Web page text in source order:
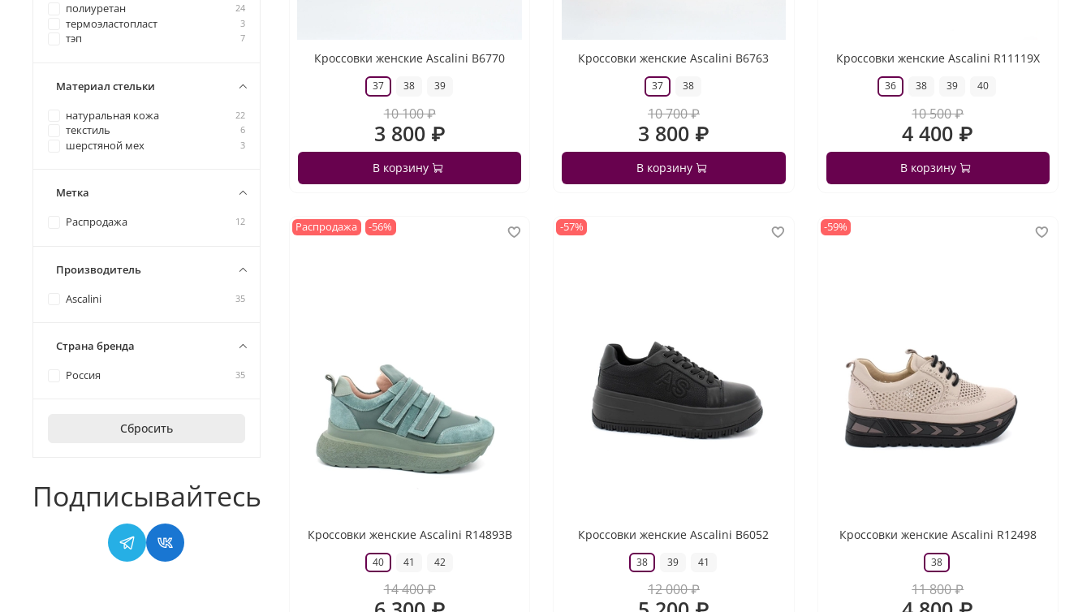
Кроссовки женские Ascalini B6770
37 38 39
10 100 ₽
3 800 ₽
В корзину
Кроссовки женские Ascalini B6763
37 38
10 700 ₽
3 800 ₽
В корзину
Кроссовки женские Ascalini R11119X
36 38 39 40
10 500 ₽
4 400 ₽
В корзину
Распродажа -56%
Кроссовки женские Ascalini R14893B
40 41 42
14 400 ₽
-57%
Кроссовки женские Ascalini B6052
38 39 41
12 000 ₽
-59%
Кроссовки женские Ascalini R12498
38
11 800 ₽
полиуретан 24
термоэластопласт 3
тэп 7
Материал стельки
натуральная кожа 22
текстиль 6
шерстяной мех 3
Метка
Распродажа 12
Производитель
Ascalini 35
Страна бренда
Россия 35
Сбросить
Подписывайтесь